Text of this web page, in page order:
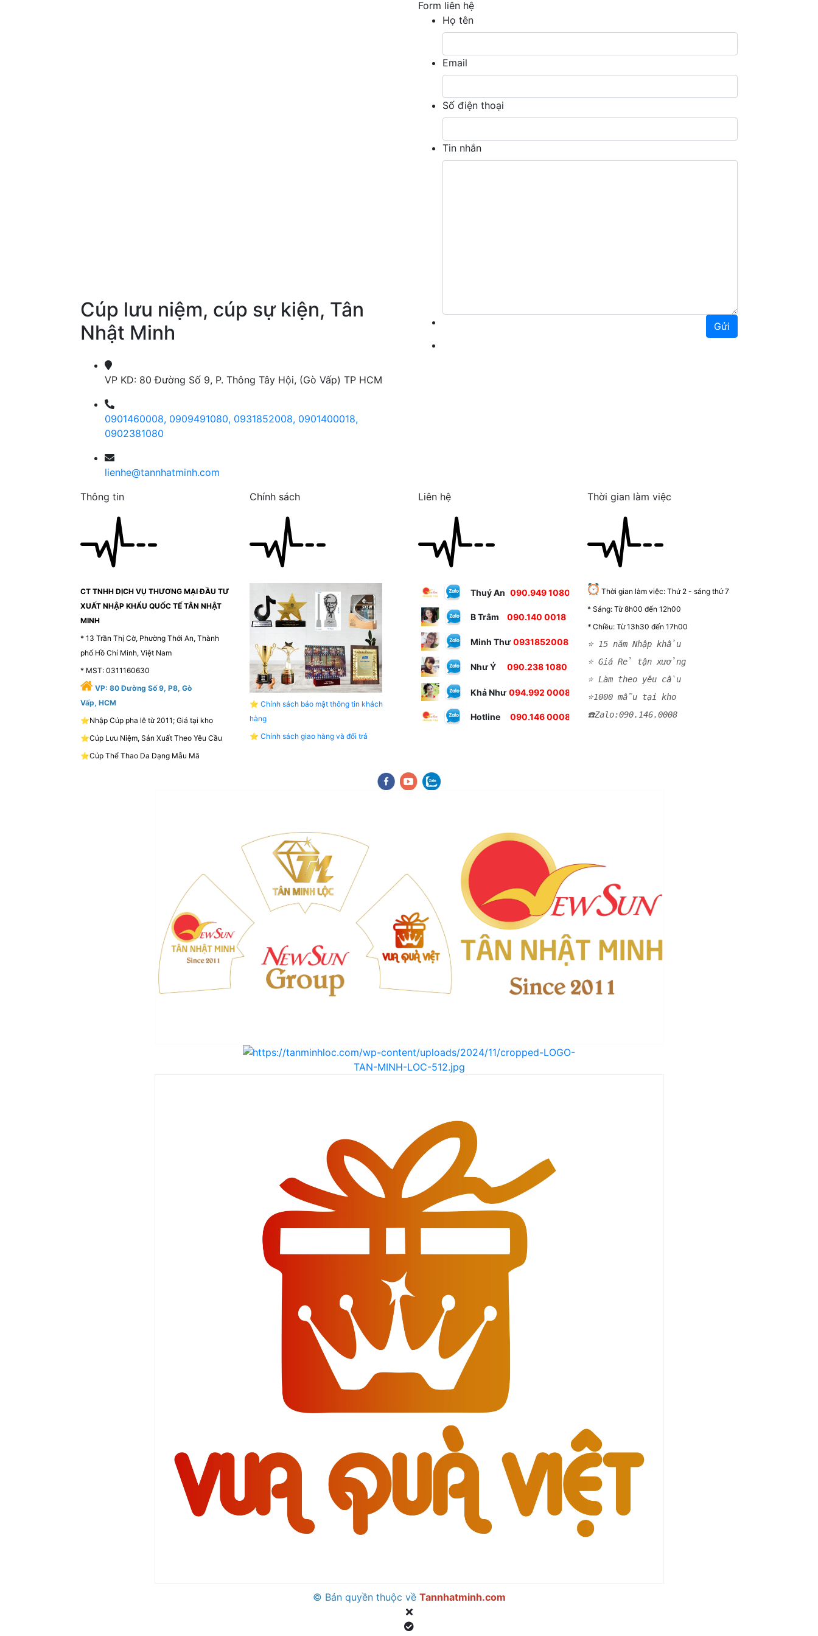
Cúp lưu niệm, cúp sự kiện, Tân
Nhật Minh
VP KD: 80 Đường Số 9, P. Thông Tây Hội, (Gò Vấp) TP HCM
0901460008, 0909491080, 0931852008, 0901400018,
0902381080
lienhe@tannhatminh.com
Form liên hệ
Họ tên
Email
Số điện thoại
Tin nhắn
Gửi
Thông tin
CT TNHH DỊCH VỤ THƯƠNG MẠI ĐẦU TƯ
XUẤT NHẬP KHẨU QUỐC TẾ TÂN NHẬT
MINH
* 13 Trần Thị Cờ, Phường Thới An, Thành
phố Hồ Chí Minh, Việt Nam
* MST: 0311160630
VP: 80 Đường Số 9, P8, Gò
Vấp, HCM
⭐Nhập Cúp pha lê từ 2011; Giá tại kho
⭐Cúp Lưu Niệm, Sản Xuất Theo Yêu Cầu
⭐Cúp Thể Thao Da Dạng Mẫu Mã
Chính sách
⭐ Chính sách bảo mật thông tin khách
hàng
⭐ Chính sách giao hàng và đổi trả
Liên hệ
Thuý An 090.949 1080
B Trâm 090.140 0018
Minh Thư 0931852008
Như Ý 090.238 1080
Khả Như 094.992 0008
Hotline 090.146 0008
Thời gian làm việc
Thời gian làm việc: Thứ 2 - sáng thứ 7
* Sáng: Từ 8h00 đến 12h00
* Chiều: Từ 13h30 đến 17h00
⭐ 15 năm Nhập khẩu
⭐ Giá Rẻ tận xưởng
⭐ Làm theo yêu cầu
⭐1000 mẫu tại kho
☎️Zalo:090.146.0008
© Bản quyền thuộc về Tannhatminh.com